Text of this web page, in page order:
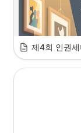
제4회 인권